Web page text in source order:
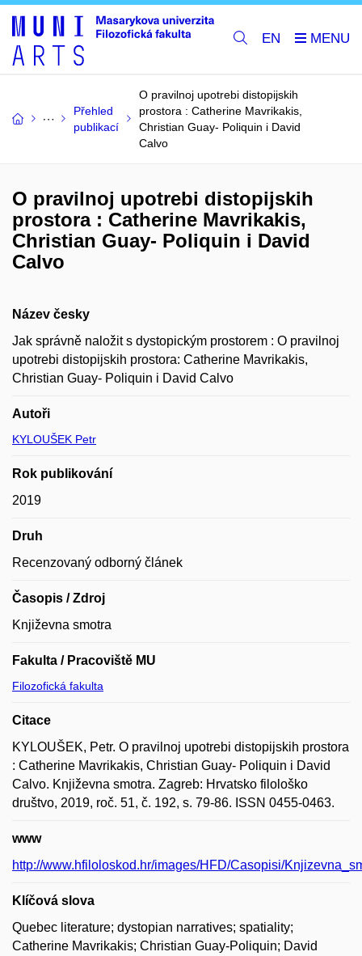
EN
Přehled
publikací
O pravilnoj upotrebi distopijskih
prostora : Catherine Mavrikakis,
Christian Guay- Poliquin i David
Calvo
O pravilnoj upotrebi distopijskih
prostora : Catherine Mavrikakis,
Christian Guay- Poliquin i David
Calvo
Název česky
Jak správně naložit s dystopickým prostorem : O pravilnoj
upotrebi distopijskih prostora: Catherine Mavrikakis,
Christian Guay- Poliquin i David Calvo
Autoři
KYLOUŠEK Petr
Rok publikování
2019
Druh
Recenzovaný odborný článek
Časopis / Zdroj
Književna smotra
Fakulta / Pracoviště MU
Filozofická fakulta
Citace
KYLOUŠEK, Petr. O pravilnoj upotrebi distopijskih prostora
: Catherine Mavrikakis, Christian Guay- Poliquin i David
Calvo. Književna smotra. Zagreb: Hrvatsko filološko
društvo, 2019, roč. 51, č. 192, s. 79-86. ISSN 0455-0463.
www
http://www.hfiloloskod.hr/images/HFD/Casopisi/
Klíčová slova
Quebec literature; dystopian narratives; spatiality;
Catherine Mavrikakis; Christian Guay-Poliquin; David